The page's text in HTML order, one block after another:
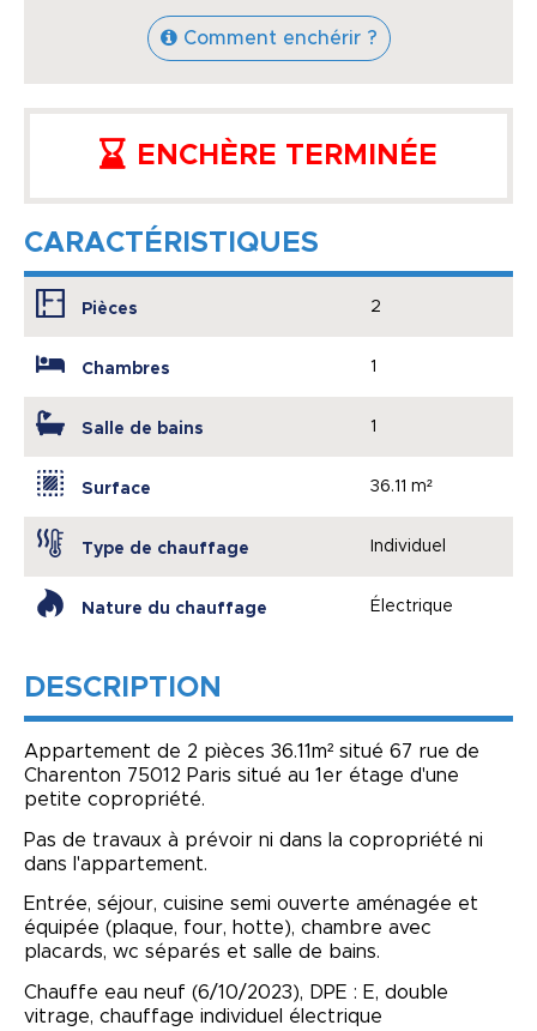
Comment enchérir ?
ENCHÈRE TERMINÉE
CARACTÉRISTIQUES
Pièces 2
Chambres 1
Salle de bains 1
Surface 36.11 m²
Type de chauffage Individuel
Nature du chauffage Électrique
DESCRIPTION
Appartement de 2 pièces 36.11m² situé 67 rue de
Charenton 75012 Paris situé au 1er étage d'une
petite copropriété.
Pas de travaux à prévoir ni dans la copropriété ni
dans l'appartement.
Entrée, séjour, cuisine semi ouverte aménagée et
équipée (plaque, four, hotte), chambre avec
placards, wc séparés et salle de bains.
Chauffe eau neuf (6/10/2023), DPE : E, double
vitrage, chauffage individuel électrique